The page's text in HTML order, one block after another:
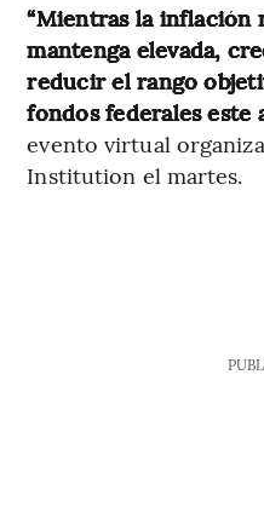
“Mientras la inflación
mantenga elevada,
reducir el rango
fondos federales este
evento virtual
Institution el martes.